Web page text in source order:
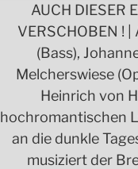
AUCH DIESER
VERSCHOBEN !
(Bass),
Melcherswiese
Heinrich von
hochromantischen
an die dunkle
musiziert der